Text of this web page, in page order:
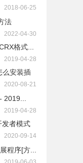
2018-06-25
法
2022-04-30
格式...
2019-04-28
么安装插
2020-08-21
- 2019...
2019-04-28
发者模式
2020-09-14
程序[方...